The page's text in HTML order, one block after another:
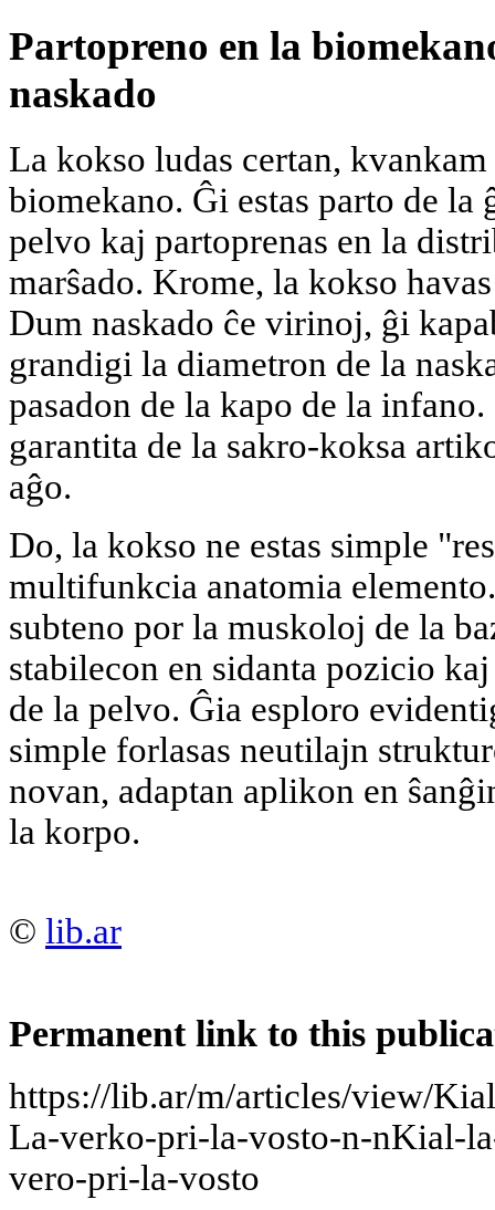
Partopreno en la
naskado
La kokso ludas certan,
biomekano. Ĝi estas parto de la
pelvo kaj partoprenas en la
marŝado. Krome, la kokso
Dum naskado ĉe virinoj, ĝi
grandigi la diametron de la
pasadon de la kapo de la
garantita de la sakro-koksa
aĝo.
Do, la kokso ne estas simple
multifunkcia anatomia
subteno por la muskoloj de la
stabilecon en sidanta pozicio
de la pelvo. Ĝia esploro
simple forlasas neutilajn
novan, adaptan aplikon en
la korpo.
© lib.ar
Permanent link to this
https://lib.ar/m/articles/view/
La-verko-pri-la-vosto-n-nKial-
vero-pri-la-vosto